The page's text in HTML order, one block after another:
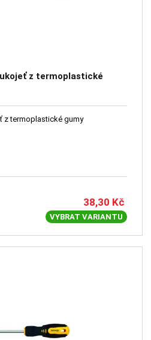
z termoplastické
z termoplastické gumy
38,30 Kč
VYBRAT VARIANTU